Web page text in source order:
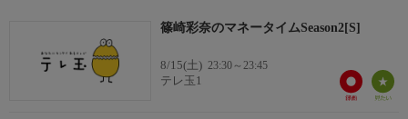
篠崎彩奈のマネータイムSeason2[S]
8/15(土) 23:30～23:45
テレ玉1